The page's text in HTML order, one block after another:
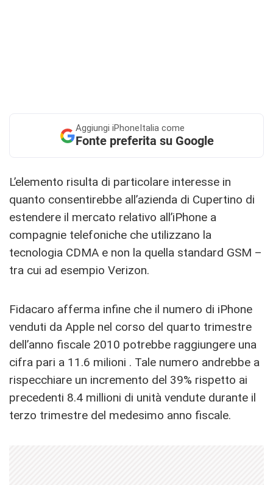
Aggiungi iPhoneItalia come
Fonte preferita su Google
L’elemento risulta di particolare interesse in
quanto consentirebbe all’azienda di Cupertino di
estendere il mercato relativo all’iPhone a
compagnie telefoniche che utilizzano la
tecnologia CDMA e non la quella standard GSM –
tra cui ad esempio Verizon.
Fidacaro afferma infine che il numero di iPhone
venduti da Apple nel corso del quarto trimestre
dell’anno fiscale 2010 potrebbe raggiungere una
cifra pari a 11.6 milioni . Tale numero andrebbe a
rispecchiare un incremento del 39% rispetto ai
precedenti 8.4 millioni di unità vendute durante il
terzo trimestre del medesimo anno fiscale.